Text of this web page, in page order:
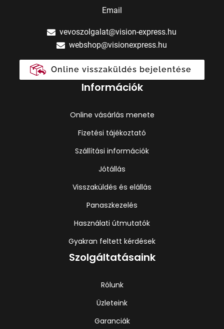
Email
vevoszolgalat@vision-express.hu
webshop@visionexpress.hu
Online visszaküldés bejelentése
Információk
Online vásárlás menete
Fizetési tájékoztató
Szállítási információk
Jótállás
Visszaküldés és elállás
Panaszkezelés
Használati útmutatók
Gyakran feltett kérdések
Szolgáltatásaink
Rólunk
Üzleteink
Garanciák